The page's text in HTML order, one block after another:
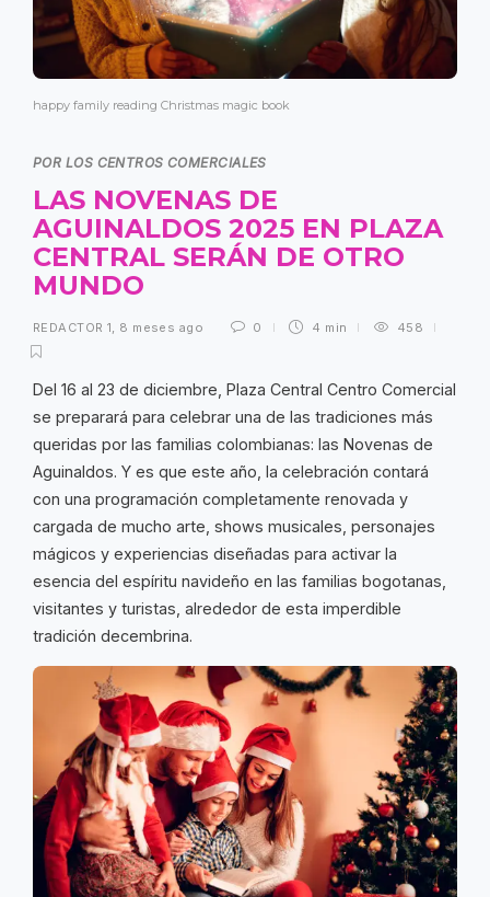
happy family reading Christmas magic book
POR LOS CENTROS COMERCIALES
LAS NOVENAS DE
AGUINALDOS 2025 EN PLAZA
CENTRAL SERÁN DE OTRO
MUNDO
REDACTOR 1, 8 meses ago 0 4 min 458
Del 16 al 23 de diciembre, Plaza Central Centro Comercial
se preparará para celebrar una de las tradiciones más
queridas por las familias colombianas: las Novenas de
Aguinaldos. Y es que este año, la celebración contará
con una programación completamente renovada y
cargada de mucho arte, shows musicales, personajes
mágicos y experiencias diseñadas para activar la
esencia del espíritu navideño en las familias bogotanas,
visitantes y turistas, alrededor de esta imperdible
tradición decembrina.